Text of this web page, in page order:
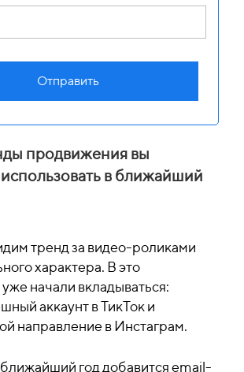
Отправить
продвижения вы
в ближайший
тренд за видео-роликами
характера. В это
начали вкладываться:
аккаунт в ТикТок и
направление в Инстаграм.
год добавится email-